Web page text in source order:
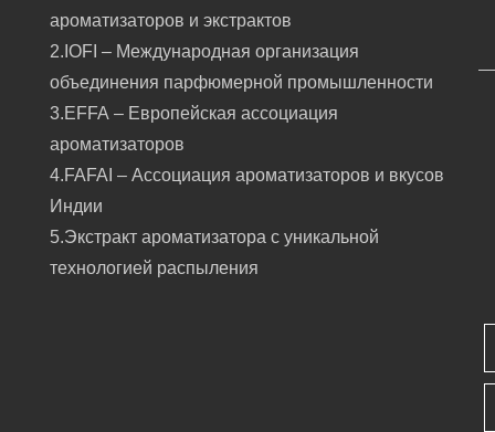
ароматизаторов и экстрактов
2.IOFI – Международная организация
объединения парфюмерной промышленности
3.EFFA – Европейская ассоциация
ароматизаторов
4.FAFAI – Ассоциация ароматизаторов и вкусов
Индии
5.Экстракт ароматизатора с уникальной
технологией распыления